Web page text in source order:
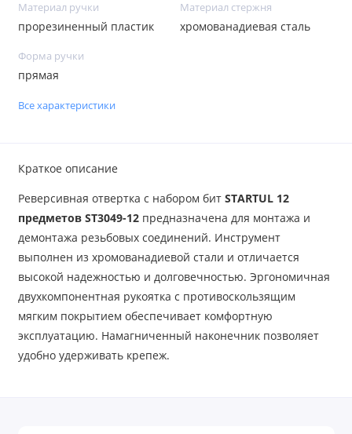
Материал ручки
прорезиненный пластик
Материал стержня
хромованадиевая сталь
Форма ручки
прямая
Все характеристики
Краткое описание
Реверсивная отвертка с набором бит STARTUL 12
предметов ST3049-12 предназначена для монтажа и
демонтажа резьбовых соединений. Инструмент
выполнен из хромованадиевой стали и отличается
высокой надежностью и долговечностью. Эргономичная
двухкомпонентная рукоятка с противоскользящим
мягким покрытием обеспечивает комфортную
эксплуатацию. Намагниченный наконечник позволяет
удобно удерживать крепеж.